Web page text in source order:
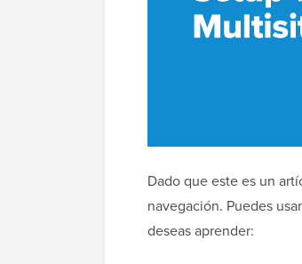
Dado que este es un
navegación. Puedes
deseas aprender: